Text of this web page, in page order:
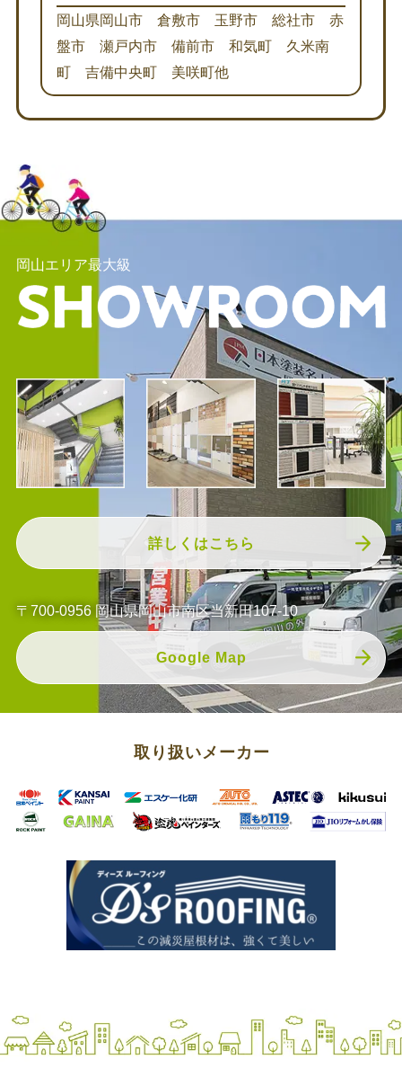
岡山県岡山市 倉敷市 玉野市 総社市 赤
盤市 瀬戸内市 備前市 和気町 久米南
町 吉備中央町 美咲町他
岡山エリア最大級
詳しくはこちら
〒700-0956 岡山県岡山市南区当新田107-10
Google Map
取り扱いメーカー